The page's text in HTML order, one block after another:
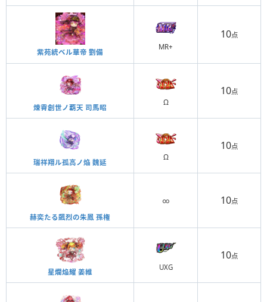
紫苑統ベル華帝 劉備
MR+
10点
煉霄創世ノ覇天 司馬昭
Ω
10点
瑞祥翔ル孤高ノ焔 魏延
Ω
10点
赫奕たる飆烈の朱鳳 孫権
∞ 10点
星爛焔耀 姜維
UXG
10点